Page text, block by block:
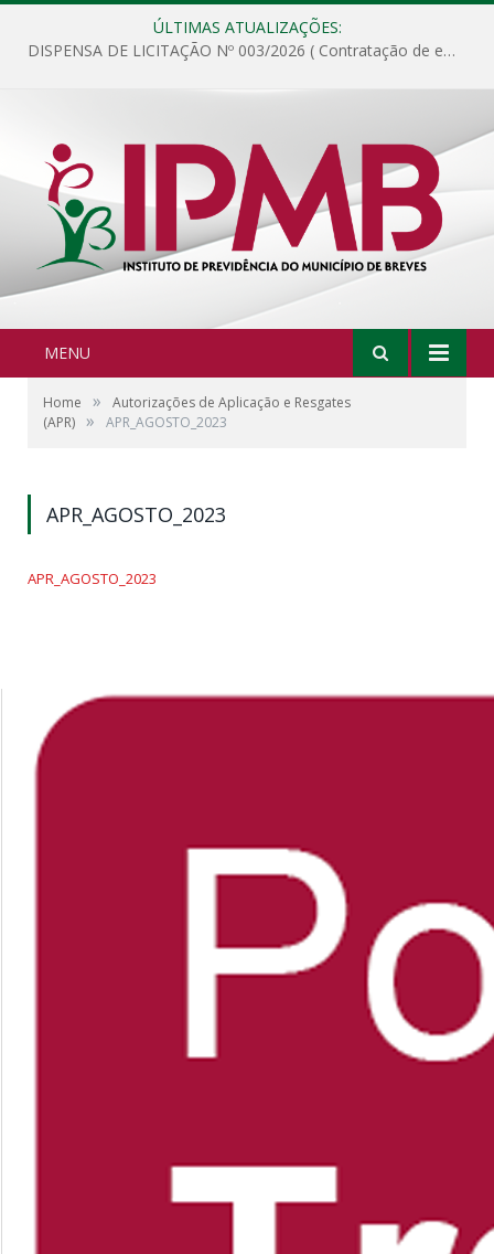
ÚLTIMAS ATUALIZAÇÕES:
DISPENSA DE LICITAÇÃO Nº 003/2026 ( Contratação de empresa para fornecimento de gêneros alimentícios não perecíveis, materiais de expediente, descartáveis, copa e cozinha, para análise e posterior publicação.)
MENU
Home »
Autorizações de Aplicação e Resgates
(APR) » APR_AGOSTO_2023
APR_AGOSTO_2023
APR_AGOSTO_2023